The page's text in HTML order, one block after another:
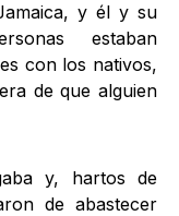
y él y su
estaban
con los nativos,
de que alguien
y, hartos de
de abastecer